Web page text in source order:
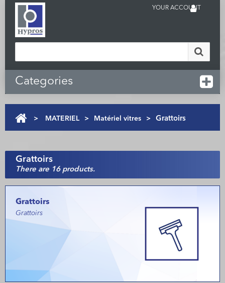
YOUR ACCOUNT
Categories
> MATERIEL > Matériel vitres > Grattoirs
Grattoirs
There are 16 products.
Grattoirs
Grattoirs